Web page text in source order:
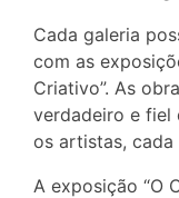
Cada galeria
com as
Criativo”. As
verdadeiro e fiel
os artistas, cada
A exposição “O